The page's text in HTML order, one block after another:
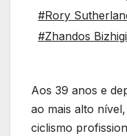
#Rory
#Zhandos
Aos 39 anos e
ao mais alto nível,
ciclismo